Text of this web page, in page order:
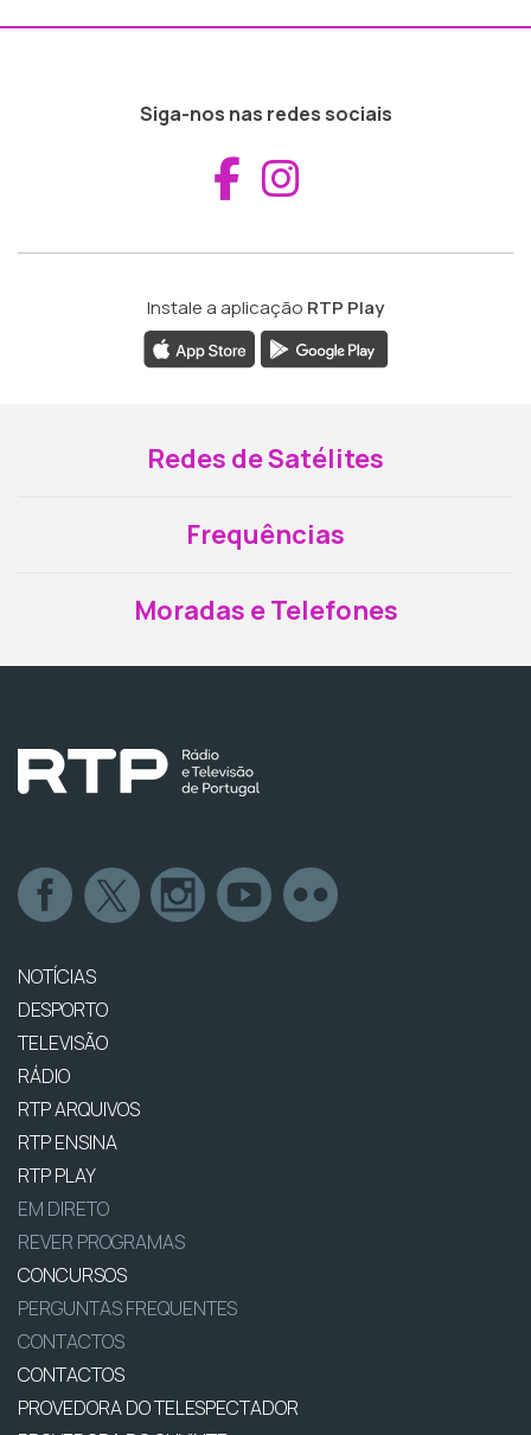
Siga-nos nas redes sociais
Aceder ao
Instale a aplicação RTP Play
Redes de Satélites
Frequências
Moradas e Telefones
NOTÍCIAS
DESPORTO
TELEVISÃO
RÁDIO
RTP ARQUIVOS
RTP ENSINA
RTP PLAY
EM DIRETO
REVER PROGRAMAS
CONCURSOS
PERGUNTAS FREQUENTES
CONTACTOS
CONTACTOS
PROVEDORA DO TELESPECTADOR